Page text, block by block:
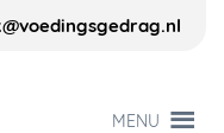
MENU